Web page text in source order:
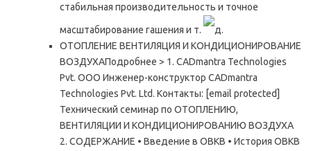
стабильная производительность и точное
масштабирование гашения и т.
д.
ОТОПЛЕНИЕ ВЕНТИЛЯЦИЯ И КОНДИЦИОНИРОВАНИЕ
ВОЗДУХАПодробнее > 1. CADmantra Technologies
Pvt. ООО Инженер-конструктор CADmantra
Technologies Pvt. Ltd. Контакты: [email protected]
Технический семинар по ОТОПЛЕНИЮ,
ВЕНТИЛЯЦИИ И КОНДИЦИОНИРОВАНИЮ ВОЗДУХА
2. СОДЕРЖАНИЕ • Введение в ОВКВ • История ОВКВ